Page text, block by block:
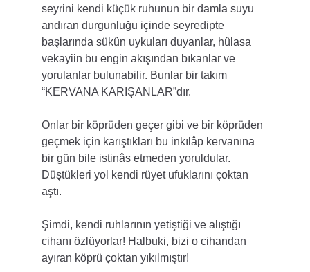
seyrini kendi küçük ruhunun bir damla suyu
andıran durgunluğu içinde seyredipte
başlarında sükûn uykuları duyanlar, hûlasa
vekayiin bu engin akışından bıkanlar ve
yorulanlar bulunabilir. Bunlar bir takım
“KERVANA KARIŞANLAR”dır.
Onlar bir köprüden geçer gibi ve bir köprüden
geçmek için karıştıkları bu inkılâp kervanına
bir gün bile istinâs etmeden yoruldular.
Düştükleri yol kendi rüyet ufuklarını çoktan
aştı.
Şimdi, kendi ruhlarının yetiştiği ve alıştığı
cihanı özlüyorlar! Halbuki, bizi o cihandan
ayıran köprü çoktan yıkılmıştır!